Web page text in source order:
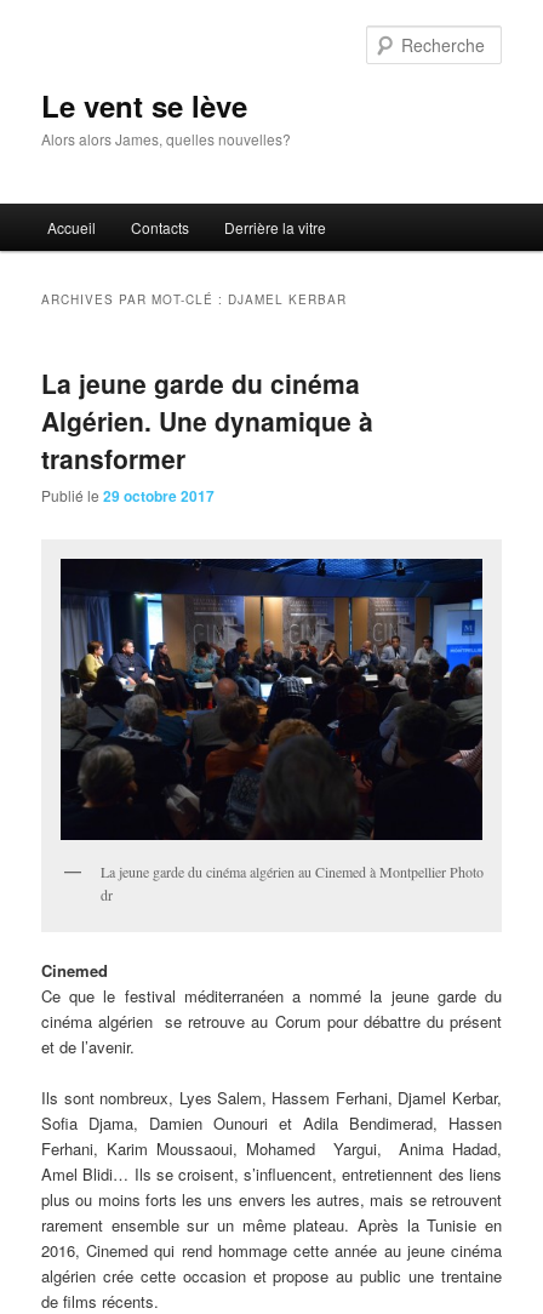
Le vent se lève
Alors alors James, quelles nouvelles?
principal
Accueil Contacts Derrière la vitre
ARCHIVES PAR MOT-CLÉ : DJAMEL KERBAR
La jeune garde du cinéma
Algérien. Une dynamique à
transformer
Publié le29 octobre 2017
La jeune garde du cinéma algérien au Cinemed à Montpellier Photo
dr
Cinemed
Ce que le festival méditerranéen a nommé la jeune garde du
cinéma algérien se retrouve au Corum pour débattre du présent
et de l’avenir.
Ils sont nombreux, Lyes Salem, Hassem Ferhani, Djamel Kerbar,
Sofia Djama, Damien Ounouri et Adila Bendimerad, Hassen
Ferhani, Karim Moussaoui, Mohamed Yargui, Anima Hadad,
Amel Blidi… Ils se croisent, s’influencent, entretiennent des liens
plus ou moins forts les uns envers les autres, mais se retrouvent
rarement ensemble sur un même plateau. Après la Tunisie en
2016, Cinemed qui rend hommage cette année au jeune cinéma
algérien crée cette occasion et propose au public une trentaine
de films récents.